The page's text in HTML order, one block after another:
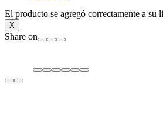
El producto se agregó correctamente a su
X
Share on